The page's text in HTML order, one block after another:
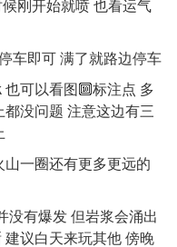
刚开始就喷 也看运气
车即可 满了就路边停车
可以看图🔟标注点 多
没问题 注意这边有三
一圈还有更多更远的
没有爆发 但岩浆会涌出
议白天来玩其他 傍晚